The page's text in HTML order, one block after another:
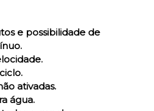
e possibilidade de
ativadas.
água.